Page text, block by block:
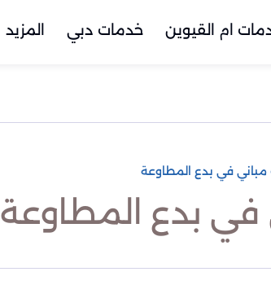
ام القيوين خدمات دبي المزيد
في بدع المطاوعة
بدع المطاوعة